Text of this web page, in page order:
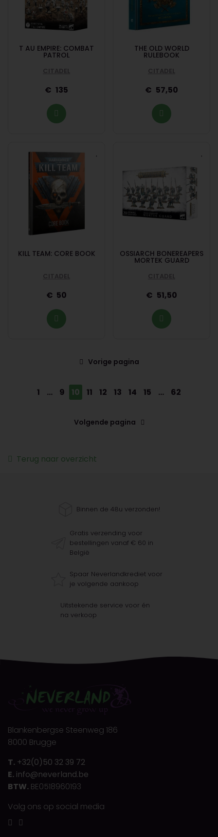
T AU EMPIRE: COMBAT
PATROL
CITADEL
135
THE OLD WORLD
RULEBOOK
CITADEL
57,50
KILL TEAM: CORE BOOK
CITADEL
50
OSSIARCH BONEREAPERS
MORTEK GUARD
CITADEL
51,50
Vorige pagina
1 ... 9 10 11 12 13 14 15 ... 62
Volgende pagina
Terug naar overzicht
Binnen de 48u verzonden!
Gratis verzending voor
bestellingen vanaf € 60 in
België
Spaar Neverlandkrediet voor
je volgende aankoop
Uitstekende service voor én
na verkoop
Blankenbergse Steenweg 186
8000 Brugge
T. +32(0)50 32 39 72
E. info@neverland.be
BTW. BE0518960193
Volg ons op social media